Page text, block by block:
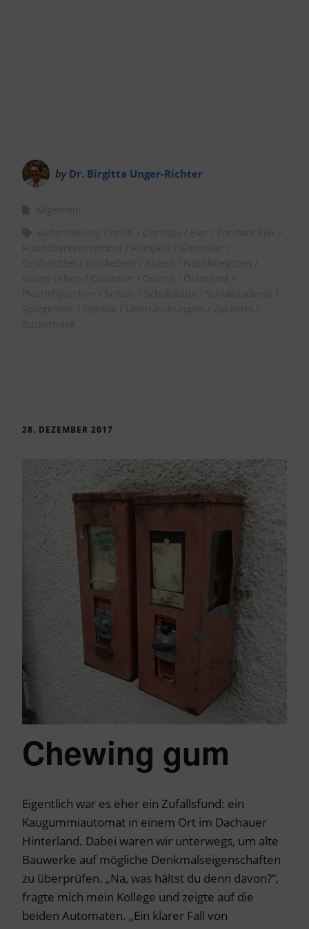
by Dr. Birgitta Unger-Richter
28. DEZEMBER 2017
Chewing gum
Eigentlich war es eher ein Zufallsfund: ein
Kaugummiautomat in einem Ort im Dachauer
Hinterland. Dabei waren wir unterwegs, um alte
Bauwerke auf mögliche Denkmalseigenschaften
zu überprüfen. „Na, was hältst du denn davon?“,
fragte mich mein Kollege und zeigte auf die
beiden Automaten. „Ein klarer Fall von